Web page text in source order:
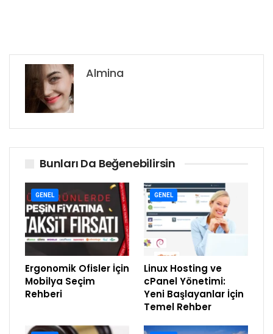
Almina
Bunları Da Beğenebilirsin
GENEL
Ergonomik Ofisler İçin
Mobilya Seçim
Rehberi
GENEL
Linux Hosting ve
cPanel Yönetimi:
Yeni Başlayanlar İçin
Temel Rehber